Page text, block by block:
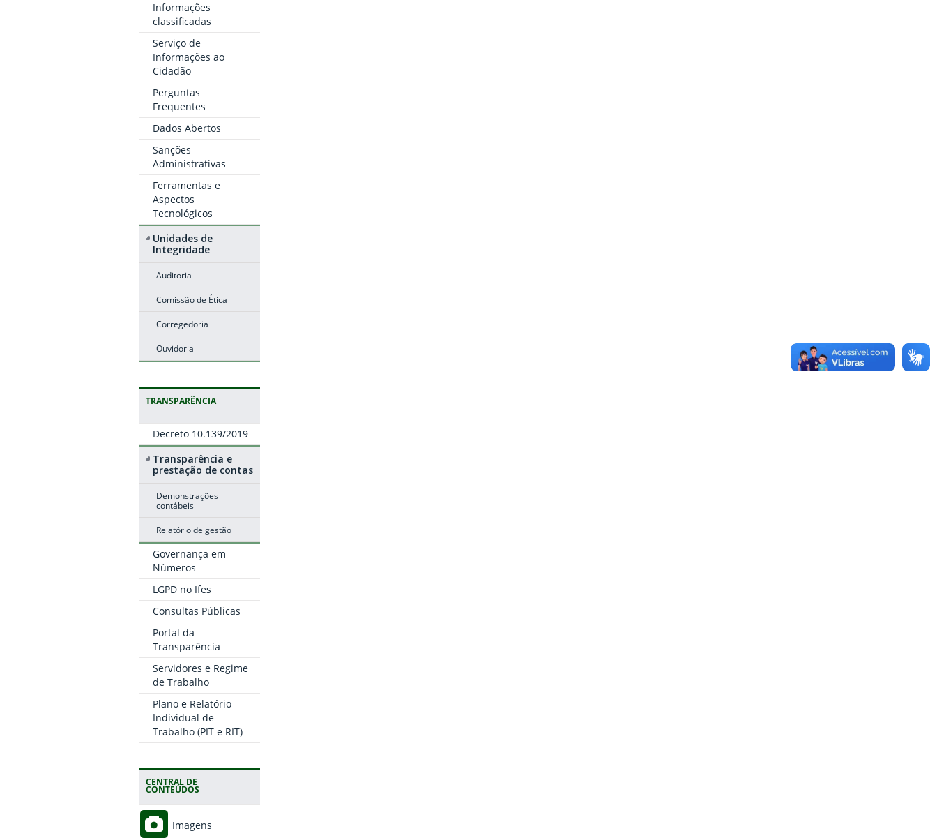
Informações
classificadas
Serviço de
Informações ao
Cidadão
Perguntas
Frequentes
Dados Abertos
Sanções
Administrativas
Ferramentas e
Aspectos
Tecnológicos
Unidades de
Integridade
Auditoria
Comissão de Ética
Corregedoria
Ouvidoria
TRANSPARÊNCIA
Decreto 10.139/2019
Transparência e
prestação de contas
Demonstrações
contábeis
Relatório de gestão
Governança em
Números
LGPD no Ifes
Consultas Públicas
Portal da
Transparência
Servidores e Regime
de Trabalho
Plano e Relatório
Individual de
Trabalho (PIT e RIT)
CENTRAL DE
CONTEÚDOS
Imagens